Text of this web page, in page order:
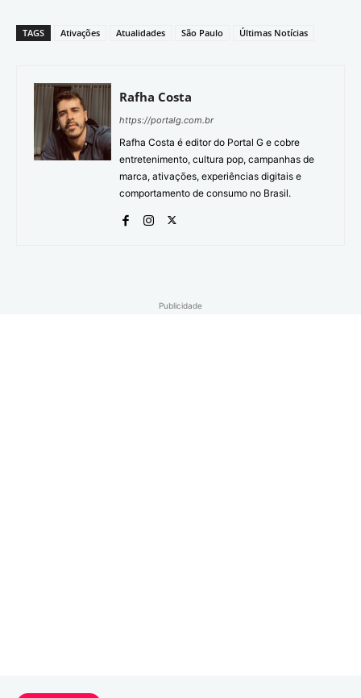
TAGS Ativações Atualidades São Paulo Últimas Notícias
Rafha Costa
https://portalg.com.br
Rafha Costa é editor do Portal G e cobre
entretenimento, cultura pop, campanhas de
marca, ativações, experiências digitais e
comportamento de consumo no Brasil.
Publicidade